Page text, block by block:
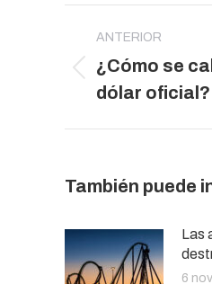
entre
ANTERIOR
Publicación
anterior:
¿Cómo se
dólar oficial?
También puede
Las
6